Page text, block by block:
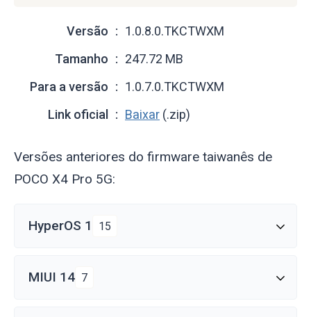
Versão
1.0.8.0.TKCTWXM
Tamanho
247.72 MB
Para a versão
1.0.7.0.TKCTWXM
Link oficial
Baixar (.zip)
Versões anteriores do firmware taiwanês de
POCO X4 Pro 5G:
HyperOS 1 15
MIUI 14 7